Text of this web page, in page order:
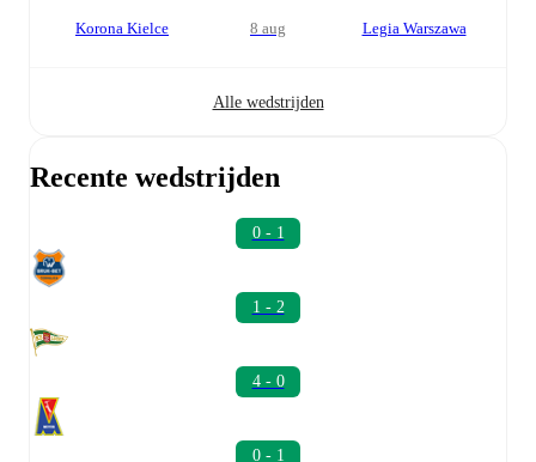
Korona Kielce 8 aug Legia Warszawa
Alle wedstrijden
Recente wedstrijden
0 - 1
1 - 2
4 - 0
0 - 1